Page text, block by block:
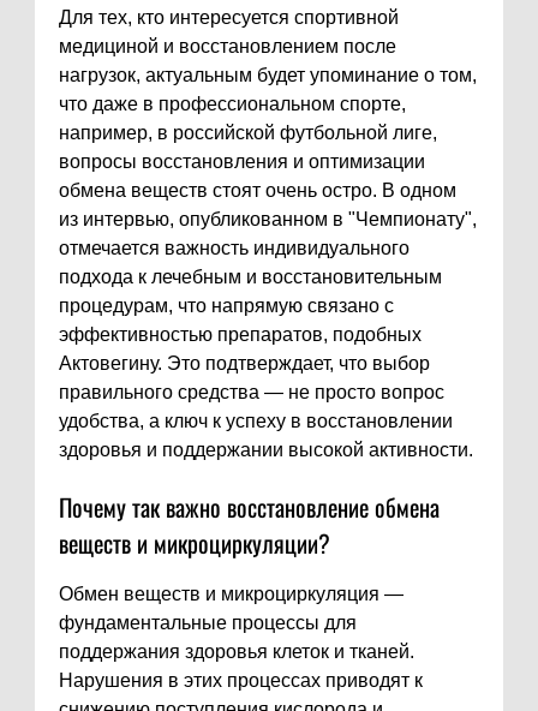
Для тех, кто интересуется спортивной
медициной и восстановлением после
нагрузок, актуальным будет упоминание о том,
что даже в профессиональном спорте,
например, в российской футбольной лиге,
вопросы восстановления и оптимизации
обмена веществ стоят очень остро. В одном
из интервью, опубликованном в "Чемпионату",
отмечается важность индивидуального
подхода к лечебным и восстановительным
процедурам, что напрямую связано с
эффективностью препаратов, подобных
Актовегину. Это подтверждает, что выбор
правильного средства — не просто вопрос
удобства, а ключ к успеху в восстановлении
здоровья и поддержании высокой активности.
Почему так важно восстановление обмена
веществ и микроциркуляции?
Обмен веществ и микроциркуляция —
фундаментальные процессы для
поддержания здоровья клеток и тканей.
Нарушения в этих процессах приводят к